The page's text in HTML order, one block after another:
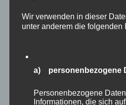
charakterstarke Katzendame,
im Leben will. Mit ihren neun
ein Zuhause, das ihre
und ihr Sicherheit gibt.
Wir verwenden in dieser
unter anderem die folgenden
a) personenbezogene
Personenbezogene
Informationen, die sich